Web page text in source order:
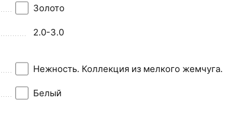
Золото
2.0-3.0
Нежность. Коллекция из мелкого жемчуга.
Белый